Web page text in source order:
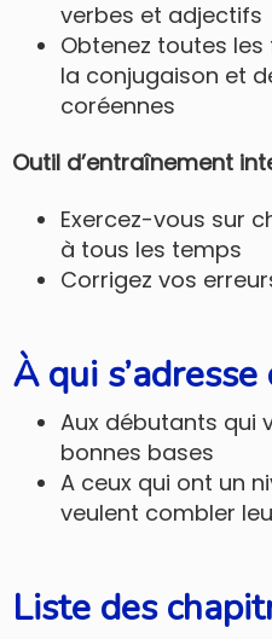
verbes et adjectifs
Obtenez toutes
la conjugaison et
coréennes
Outil d’entraînement
Exercez-vous sur
à tous les temps
Corrigez vos
À qui s’adresse
Aux débutants qui
bonnes bases
A ceux qui ont un
veulent combler
Liste des